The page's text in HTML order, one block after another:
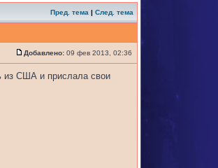
Пред. тема | След. тема
Добавлено: 09 фев 2013, 02:36
из США и прислала свои